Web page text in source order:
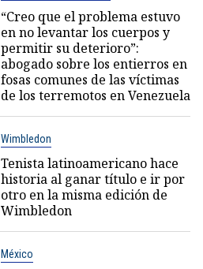
“Creo que el problema estuvo
en no levantar los cuerpos y
permitir su deterioro”:
abogado sobre los entierros en
fosas comunes de las víctimas
de los terremotos en Venezuela
Wimbledon
Tenista latinoamericano hace
historia al ganar título e ir por
otro en la misma edición de
Wimbledon
México